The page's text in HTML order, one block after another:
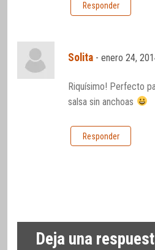
Responder
Solita -enero 24,
Riquísimo! Perfecto
salsa sin anchoas
Responder
Deja una